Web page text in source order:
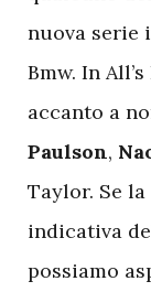
nuova serie
Bmw. In
accanto a
Paulson,
Taylor. Se
indicativa
possiamo